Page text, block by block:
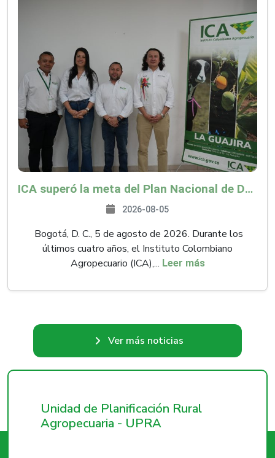
ICA superó la meta del Plan Nacional de Desarrollo y abrió 61 mercados internacionales
2026-08-05
Bogotá, D. C., 5 de agosto de 2026. Durante los
últimos cuatro años, el Instituto Colombiano
Agropecuario (ICA),... Leer más
Ver más noticias
Unidad de Planificación Rural
Agropecuaria - UPRA